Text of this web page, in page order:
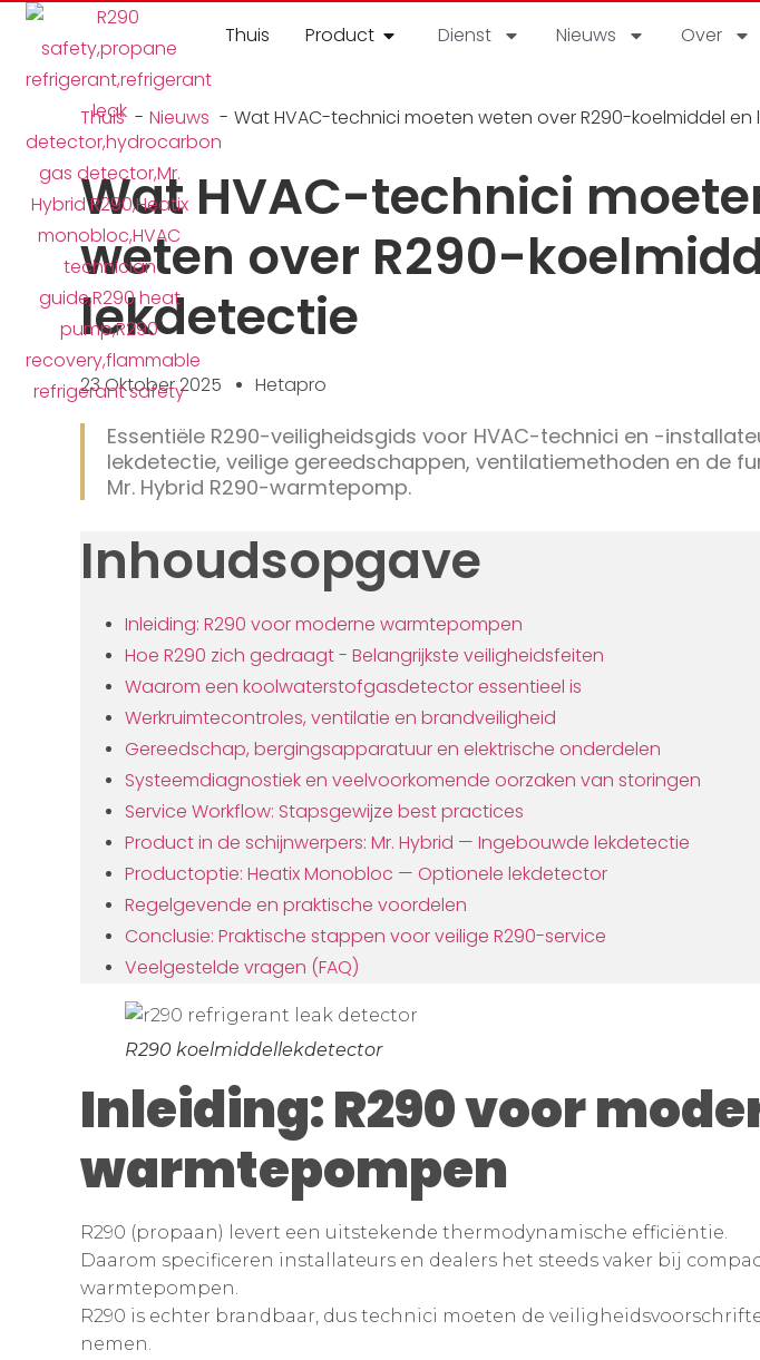
Thuis Product Dienst Nieuws Over
Thuis Nieuws Wat HVAC-technici moeten weten over R290-koelmiddel en
Wat HVAC-technici
weten over R290-
lekdetectie
23 Oktober 2025 Hetapro
Essentiële R290-veiligheidsgids voor HVAC-technici en -
lekdetectie, veilige gereedschappen, ventilatiemethoden en de
Mr. Hybrid R290-warmtepomp.
Inhoudsopgave
Inleiding: R290 voor moderne warmtepompen
Hoe R290 zich gedraagt - Belangrijkste veiligheidsfeiten
Waarom een koolwaterstofgasdetector essentieel is
Werkruimtecontroles, ventilatie en brandveiligheid
Gereedschap, bergingsapparatuur en elektrische onderdelen
Systeemdiagnostiek en veelvoorkomende oorzaken van storingen
Service Workflow: Stapsgewijze best practices
Product in de schijnwerpers: Mr. Hybrid — Ingebouwde lekdetectie
Productoptie: Heatix Monobloc — Optionele lekdetector
Regelgevende en praktische voordelen
Conclusie: Praktische stappen voor veilige R290-service
Veelgestelde vragen (FAQ)
R290 koelmiddellekdetector
Inleiding: R290 voor
warmtepompen
R290 (propaan) levert een uitstekende thermodynamische efficiëntie.
Daarom specificeren installateurs en dealers het steeds vaker bij
warmtepompen.
R290 is echter brandbaar, dus technici moeten de
nemen.